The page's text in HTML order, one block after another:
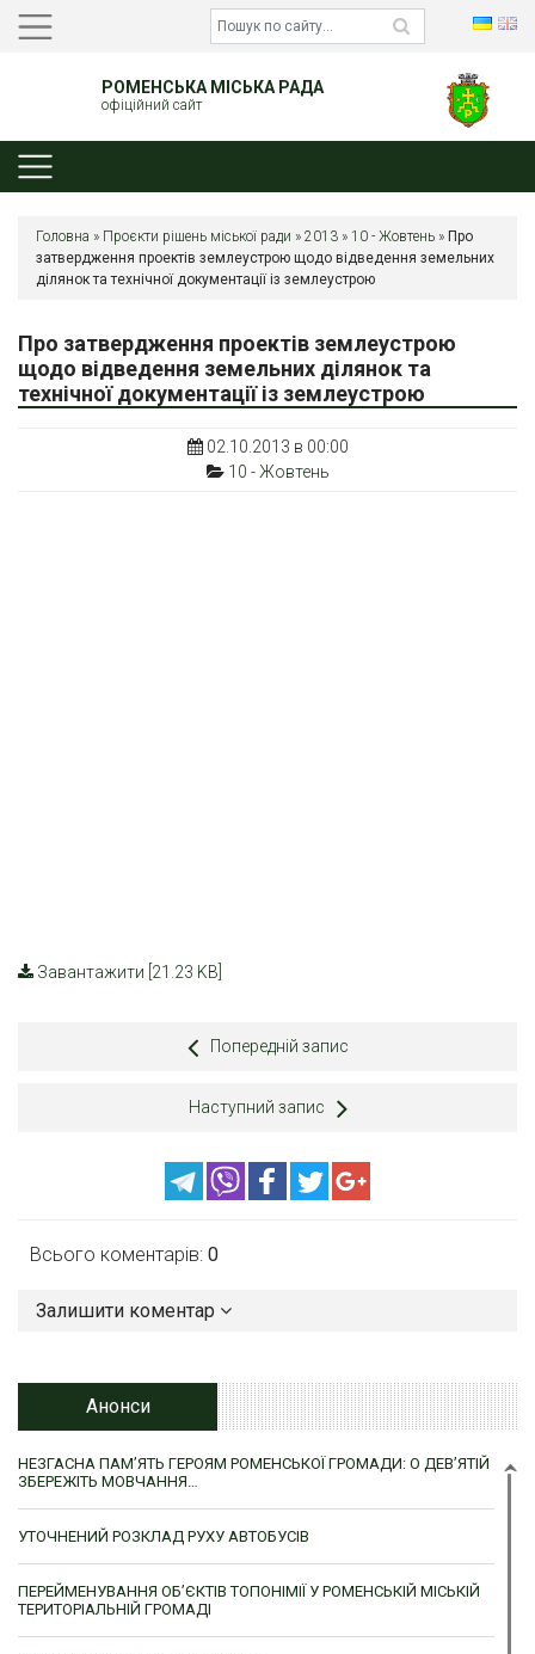
РОМЕНСЬКА МІСЬКА РАДА
офіційний сайт
Головна » Проєкти рішень міської ради » 2013 » 10 - Жовтень » Про
затвердження проектів землеустрою щодо відведення земельних
ділянок та технічної документації із землеустрою
Про затвердження проектів землеустрою
щодо відведення земельних ділянок та
технічної документації із землеустрою
02.10.2013 в 00:00
10 - Жовтень
Завантажити [21.23 KB]
Попередній запис
Наступний запис
Всього коментарів: 0
Залишити коментар
Анонси
НЕЗГАСНА ПАМ’ЯТЬ ГЕРОЯМ РОМЕНСЬКОЇ ГРОМАДИ: О ДЕВ’ЯТІЙ
ЗБЕРЕЖІТЬ МОВЧАННЯ…
УТОЧНЕНИЙ РОЗКЛАД РУХУ АВТОБУСІВ
ПЕРЕЙМЕНУВАННЯ ОБ’ЄКТІВ ТОПОНІМІЇ У РОМЕНСЬКІЙ МІСЬКІЙ
ТЕРИТОРІАЛЬНІЙ ГРОМАДІ